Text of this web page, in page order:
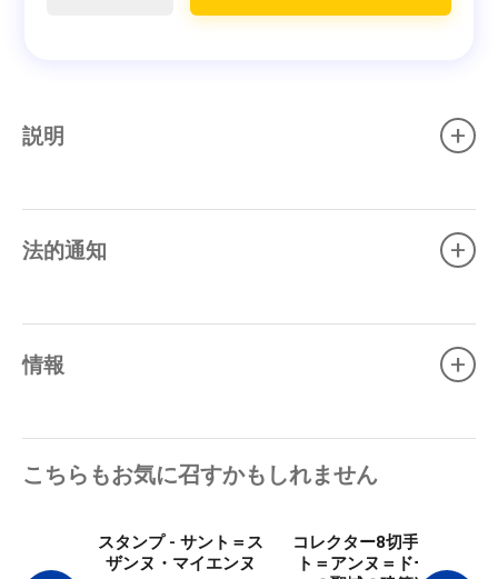
説明 +
法的通知 +
情報 +
こちらもお気に召すかもしれません
スタンプ - サント＝ス
ザンヌ・マイエンヌ
コレクター8切手 - サン
ト＝アンヌ＝ドーレー